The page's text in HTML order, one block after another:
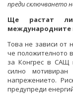
преди сключването
Ще растат
международните
Това не зависи от
че положителното
за Конгрес в САЩ
силно
напрежението.
предупреди